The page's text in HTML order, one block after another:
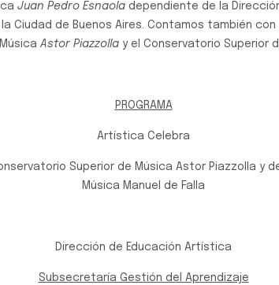
Juan Pedro Esnaola dependiente de la
Ciudad de Buenos Aires. Contamos también
Astor Piazzolla y el Conservatorio Superior
PROGRAMA
Artística Celebra
Superior de Música Astor Piazzolla y
Música Manuel de Falla
Dirección de Educación Artística
Subsecretaría Gestión del Aprendizaje